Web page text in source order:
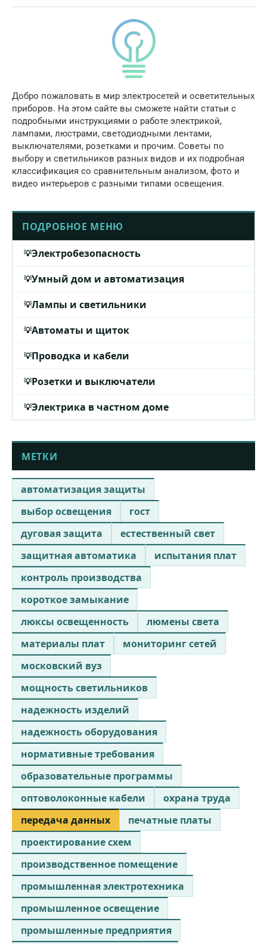
Добро пожаловать в мир электросетей и осветительных
приборов. На этом сайте вы сможете найти статьи с
подробными инструкциями о работе электрикой,
лампами, люстрами, светодиодными лентами,
выключателями, розетками и прочим. Советы по
выбору и светильников разных видов и их подробная
классификация со сравнительным анализом, фото и
видео интерьеров с разными типами освещения.
ПОДРОБНОЕ МЕНЮ
Электробезопасность
Умный дом и автоматизация
Лампы и светильники
Автоматы и щиток
Проводка и кабели
Розетки и выключатели
Электрика в частном доме
МЕТКИ
автоматизация защиты
выбор освещения
гост
дуговая защита
естественный свет
защитная автоматика
испытания плат
контроль производства
короткое замыкание
люксы освещенность
люмены света
материалы плат
мониторинг сетей
московский вуз
мощность светильников
надежность изделий
надежность оборудования
нормативные требования
образовательные программы
оптоволоконные кабели
охрана труда
передача данных
печатные платы
проектирование схем
производственное помещение
промышленная электротехника
промышленное освещение
промышленные предприятия